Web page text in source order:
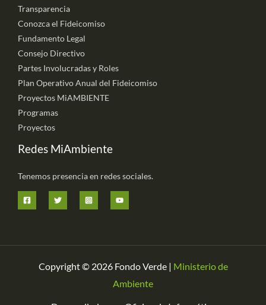
Transparencia
Conozca el Fideicomiso
Fundamento Legal
Consejo Directivo
Partes Involucradas y Roles
Plan Operativo Anual del Fideicomiso
Proyectos MiAMBIENTE
Programas
Proyectos
Redes MiAmbiente
Tenemos presencia en redes sociales.
Copyright © 2026 Fondo Verde | Ministerio de
Ambiente